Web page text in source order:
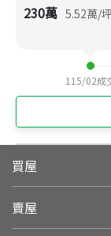
230萬 5.52萬/坪
115/02成
買屋
賣屋